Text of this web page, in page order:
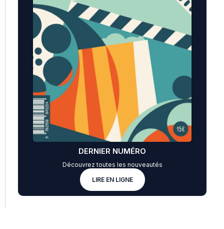
DERNIER NUMÉRO
Découvrez toutes les nouveautés
LIRE EN LIGNE